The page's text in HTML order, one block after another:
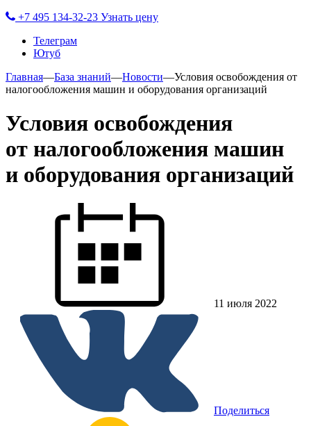
+7 495 134-32-23 Узнать цену
Телеграм
Ютуб
Главная—База знаний—Новости—Условия освобождения от
налогообложения машин и оборудования организаций
Условия освобождения
от налогообложения машин
и оборудования организаций
11 июля 2022
Поделиться